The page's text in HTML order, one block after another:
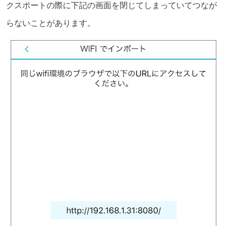
クスポートの際に下記の画面を閉じてしまっていてつなが
らないことがあります。